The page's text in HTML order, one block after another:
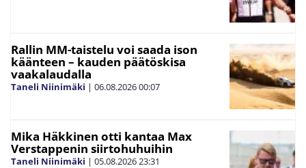
Rallin MM-taistelu voi saada ison
käänteen – kauden päätöskisa
vaakalaudalla
Taneli Niinimäki | 06.08.202600:07
Mika Häkkinen otti kantaa Max
Verstappenin siirtohuhuihin
Taneli Niinimäki | 05.08.202623:31